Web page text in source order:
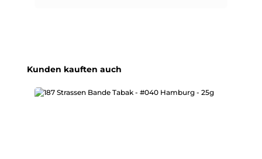
Produktgalerie überspringen
Kunden kauften auch